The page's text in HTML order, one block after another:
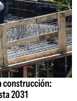
construcción:
2031